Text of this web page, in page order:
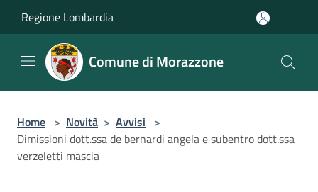
Regione Lombardia
Comune di Morazzone
Home > Novità > Avvisi >
Dimissioni dott.ssa de bernardi angela e subentro dott.ssa
verzeletti mascia